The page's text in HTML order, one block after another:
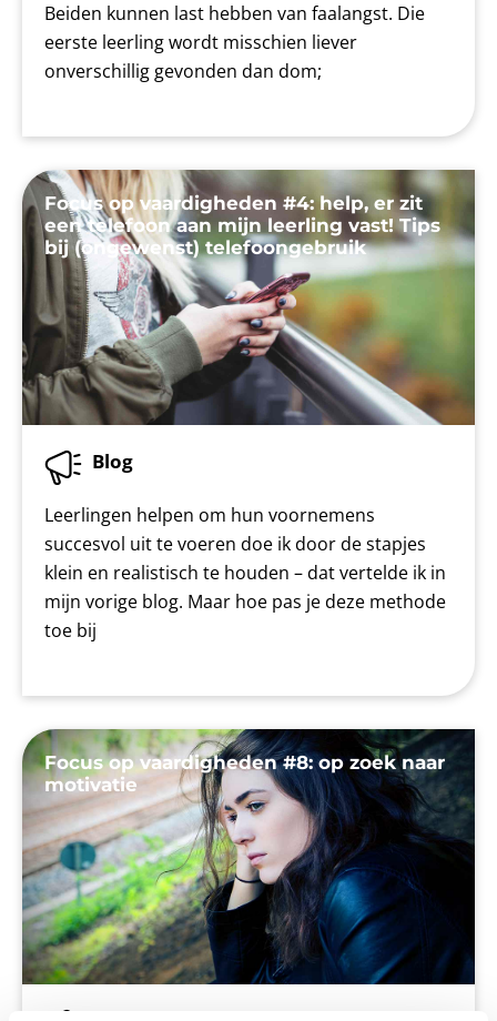
Beiden kunnen last hebben van faalangst. Die
eerste leerling wordt misschien liever
onverschillig gevonden dan dom;
Focus op vaardigheden #4: help, er zit
een telefoon aan mijn leerling vast! Tips
bij (ongewenst) telefoongebruik
Blog
Leerlingen helpen om hun voornemens
succesvol uit te voeren doe ik door de stapjes
klein en realistisch te houden – dat vertelde ik in
mijn vorige blog. Maar hoe pas je deze methode
toe bij
Focus op vaardigheden #8: op zoek naar
motivatie